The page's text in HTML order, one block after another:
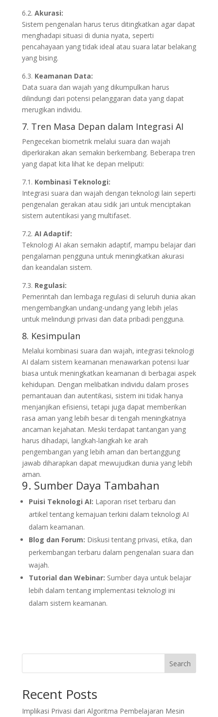
6.2. Akurasi:
Sistem pengenalan harus terus ditingkatkan agar dapat
menghadapi situasi di dunia nyata, seperti
pencahayaan yang tidak ideal atau suara latar belakang
yang bising.
6.3. Keamanan Data:
Data suara dan wajah yang dikumpulkan harus
dilindungi dari potensi pelanggaran data yang dapat
merugikan individu.
7. Tren Masa Depan dalam Integrasi AI
Pengecekan biometrik melalui suara dan wajah
diperkirakan akan semakin berkembang. Beberapa tren
yang dapat kita lihat ke depan meliputi:
7.1. Kombinasi Teknologi:
Integrasi suara dan wajah dengan teknologi lain seperti
pengenalan gerakan atau sidik jari untuk menciptakan
sistem autentikasi yang multifaset.
7.2. AI Adaptif:
Teknologi AI akan semakin adaptif, mampu belajar dari
pengalaman pengguna untuk meningkatkan akurasi
dan keandalan sistem.
7.3. Regulasi:
Pemerintah dan lembaga regulasi di seluruh dunia akan
mengembangkan undang-undang yang lebih jelas
untuk melindungi privasi dan data pribadi pengguna.
8. Kesimpulan
Melalui kombinasi suara dan wajah, integrasi teknologi
AI dalam sistem keamanan menawarkan potensi luar
biasa untuk meningkatkan keamanan di berbagai aspek
kehidupan. Dengan melibatkan individu dalam proses
pemantauan dan autentikasi, sistem ini tidak hanya
menjanjikan efisiensi, tetapi juga dapat memberikan
rasa aman yang lebih besar di tengah meningkatnya
ancaman kejahatan. Meski terdapat tantangan yang
harus dihadapi, langkah-langkah ke arah
pengembangan yang lebih aman dan bertanggung
jawab diharapkan dapat mewujudkan dunia yang lebih
aman.
9. Sumber Daya Tambahan
Puisi Teknologi AI: Laporan riset terbaru dan
artikel tentang kemajuan terkini dalam teknologi AI
dalam keamanan.
Blog dan Forum: Diskusi tentang privasi, etika, dan
perkembangan terbaru dalam pengenalan suara dan
wajah.
Tutorial dan Webinar: Sumber daya untuk belajar
lebih dalam tentang implementasi teknologi ini
dalam sistem keamanan.
Search
Recent Posts
Implikasi Privasi dari Algoritma Pembelajaran Mesin